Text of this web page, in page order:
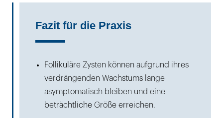
Fazit für die Praxis
Follikuläre Zysten können aufgrund ihres
verdrängenden Wachstums lange
asymptomatisch bleiben und eine
beträchtliche Größe erreichen.